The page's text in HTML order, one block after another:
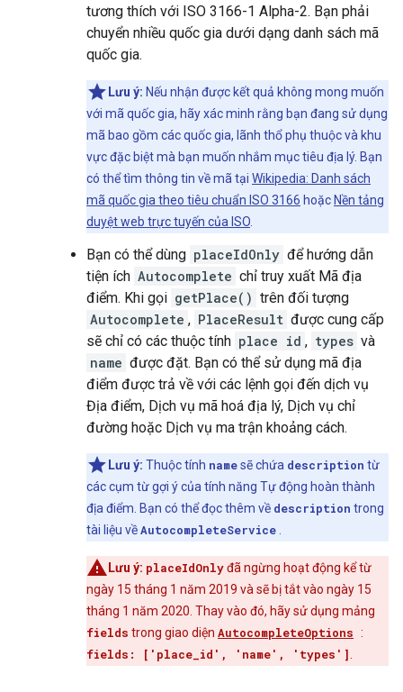
tương thích với ISO 3166-1 Alpha-2. Bạn phải
chuyển nhiều quốc gia dưới dạng danh sách mã
quốc gia.
Lưu ý: Nếu nhận được kết quả không mong muốn
với mã quốc gia, hãy xác minh rằng bạn đang sử dụng
mã bao gồm các quốc gia, lãnh thổ phụ thuộc và khu
vực đặc biệt mà bạn muốn nhắm mục tiêu địa lý. Bạn
có thể tìm thông tin về mã tại Wikipedia: Danh sách
mã quốc gia theo tiêu chuẩn ISO 3166 hoặc Nền tảng
duyệt web trực tuyến của ISO.
Bạn có thể dùng placeIdOnly để hướng dẫn
tiện ích Autocomplete chỉ truy xuất Mã địa
điểm. Khi gọi getPlace() trên đối tượng
Autocomplete , PlaceResult được cung cấp
sẽ chỉ có các thuộc tính place id , types và
name được đặt. Bạn có thể sử dụng mã địa
điểm được trả về với các lệnh gọi đến dịch vụ
Địa điểm, Dịch vụ mã hoá địa lý, Dịch vụ chỉ
đường hoặc Dịch vụ ma trận khoảng cách.
Lưu ý: Thuộc tính namesẽ chứa description từ
các cụm từ gợi ý của tính năng Tự động hoàn thành
địa điểm. Bạn có thể đọc thêm về description trong
tài liệu vềAutocompleteService .
Lưu ý: placeIdOnlyđã ngừng hoạt động kể từ
ngày 15 tháng 1 năm 2019 và sẽ bị tắt vào ngày 15
tháng 1 năm 2020. Thay vào đó, hãy sử dụng mảng
fields trong giao diện AutocompleteOptions :
fields: ['place_id', 'name', 'types'].